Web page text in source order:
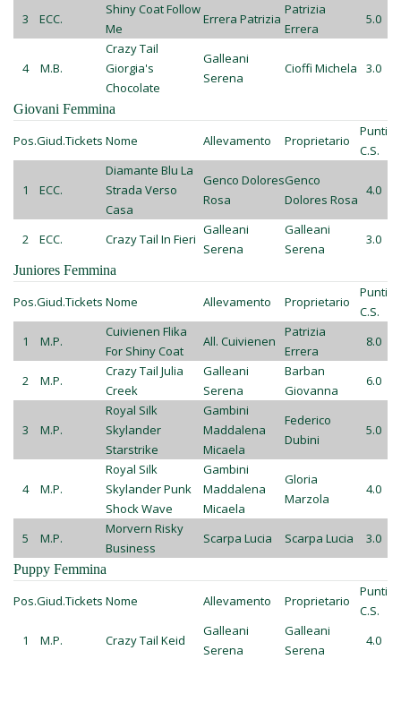
3 ECC.
Shiny Coat Follow
Me
Errera Patrizia
Patrizia
Errera
5.0
4 M.B.
Crazy Tail
Giorgia's
Chocolate
Galleani
Serena
Cioffi Michela 3.0
Giovani Femmina
Pos.Giud.Tickets Nome Allevamento Proprietario
Punti
C.S.
1 ECC.
Diamante Blu La
Strada Verso
Casa
Genco Dolores
Rosa
Genco
Dolores Rosa
4.0
2 ECC. Crazy Tail In Fieri
Galleani
Serena
Galleani
Serena
3.0
Juniores Femmina
Pos.Giud.Tickets Nome Allevamento Proprietario
Punti
C.S.
1
M.P.
Cuivienen Flika
For Shiny Coat
All. Cuivienen
Patrizia
Errera
8.0
2 M.P.
Crazy Tail Julia
Creek
Galleani
Serena
Barban
Giovanna
6.0
3 M.P.
Royal Silk
Skylander
Starstrike
Gambini
Maddalena
Micaela
Federico
Dubini
5.0
4 M.P.
Royal Silk
Skylander Punk
Shock Wave
Gambini
Maddalena
Micaela
Gloria
Marzola
4.0
5 M.P.
Morvern Risky
Business
Scarpa Lucia Scarpa Lucia 3.0
Puppy Femmina
Pos.Giud.Tickets Nome Allevamento Proprietario
Punti
C.S.
1
M.P. Crazy Tail Keid
Galleani
Serena
Galleani
Serena
4.0